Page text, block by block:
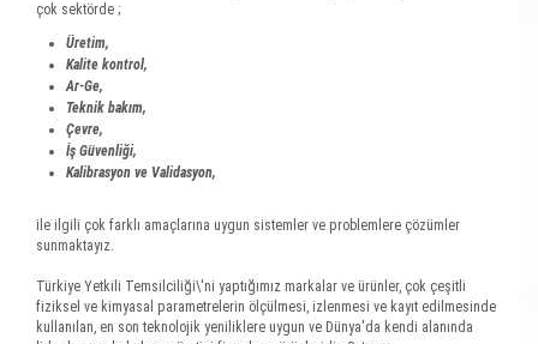
çok sektörde ;
Üretim,
Kalite kontrol,
Ar-Ge,
Teknik bakım,
Çevre,
İş Güvenliği,
Kalibrasyon ve Validasyon,
ile ilgili çok farklı amaçlarına uygun sistemler ve problemlere çözümler
sunmaktayız.
Türkiye Yetkili Temsilciliği\'ni yaptığımız markalar ve ürünler, çok çeşitli
fiziksel ve kimyasal parametrelerin ölçülmesi, izlenmesi ve kayıt edilmesinde
kullanılan, en son teknolojik yeniliklere uygun ve Dünya'da kendi alanında